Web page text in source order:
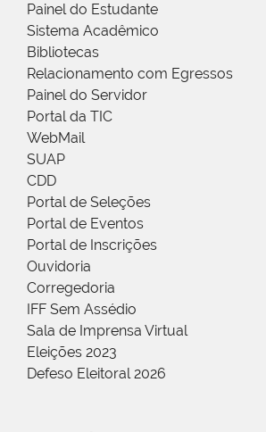
Painel do Estudante
Sistema Acadêmico
Bibliotecas
Relacionamento com Egressos
Painel do Servidor
Portal da TIC
WebMail
SUAP
CDD
Portal de Seleções
Portal de Eventos
Portal de Inscrições
Ouvidoria
Corregedoria
IFF Sem Assédio
Sala de Imprensa Virtual
Eleições 2023
Defeso Eleitoral 2026